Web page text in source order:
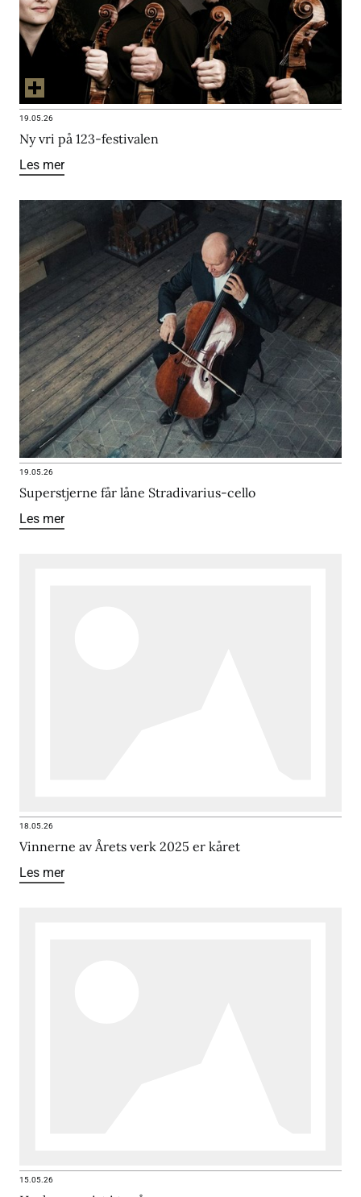
19.05.26
Ny vri på 123-festivalen
Les mer
19.05.26
Superstjerne får låne Stradivarius-cello
Les mer
18.05.26
Vinnerne av Årets verk 2025 er kåret
Les mer
15.05.26